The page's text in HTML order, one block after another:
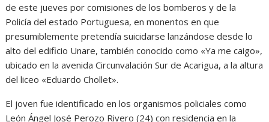
de este jueves por comisiones de los bomberos y de la
Policía del estado Portuguesa, en monentos en que
presumiblemente pretendía suicidarse lanzándose desde lo
alto del edificio Unare, también conocido como «Ya me caigo»,
ubicado en la avenida Circunvalación Sur de Acarigua, a la altura
del liceo «Eduardo Chollet».
El joven fue identificado en los organismos policiales como
León Ángel José Perozo Rivero (24) con residencia en la